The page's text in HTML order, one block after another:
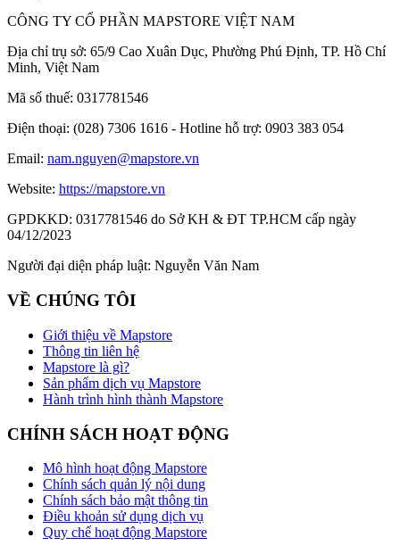
CÔNG TY CỔ PHẦN MAPSTORE VIỆT NAM
Địa chỉ trụ sở: 65/9 Cao Xuân Dục, Phường Phú Định, TP. Hồ Chí
Minh, Việt Nam
Mã số thuế: 0317781546
Điện thoại: (028) 7306 1616 - Hotline hỗ trợ: 0903 383 054
Email: nam.nguyen@mapstore.vn
Website: https://mapstore.vn
GPDKKD: 0317781546 do Sở KH & ĐT TP.HCM cấp ngày
04/12/2023
Người đại diện pháp luật: Nguyễn Văn Nam
VỀ CHÚNG TÔI
Giới thiệu về Mapstore
Thông tin liên hệ
Mapstore là gì?
Sản phẩm dịch vụ Mapstore
Hành trình hình thành Mapstore
CHÍNH SÁCH HOẠT ĐỘNG
Mô hình hoạt động Mapstore
Chính sách quản lý nội dung
Chính sách bảo mật thông tin
Điều khoản sử dụng dịch vụ
Quy chế hoạt động Mapstore